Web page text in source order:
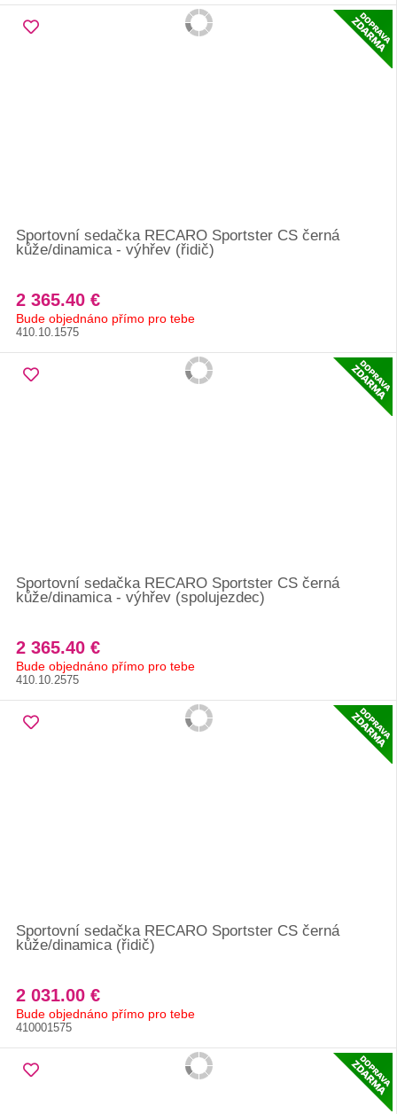
Sportovní sedačka RECARO Sportster CS černá
kůže/dinamica - výhřev (řidič)
2 365.40 €
Bude objednáno přímo pro tebe
410.10.1575
Sportovní sedačka RECARO Sportster CS černá
kůže/dinamica - výhřev (spolujezdec)
2 365.40 €
Bude objednáno přímo pro tebe
410.10.2575
Sportovní sedačka RECARO Sportster CS černá
kůže/dinamica (řidič)
2 031.00 €
Bude objednáno přímo pro tebe
410001575